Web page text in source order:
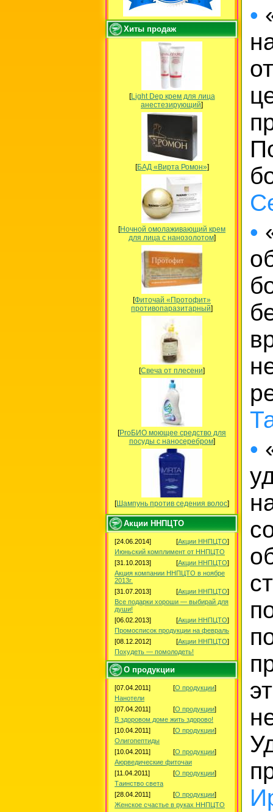
Хиты продаж
[Light Dep крем для лица
анестезирующий]
[БАД «Вирта Ромон»]
[Ночной омолаживающий крем
для лица с нанозолотом]
[Фиточай «Протофит»
противопаразитарный]
[Свеча от плесени]
[ProБИО моющее средство для
посуды c наносеребром]
[Шампунь против седения волос]
Акции ННПЦТО
[24.06.2014] [Акции ННПЦТО]
Июньский комплимент от ННПЦТО
[31.10.2013]
[Акции ННПЦТО]
Акция компании ННПЦТО в ноябре
2013г.
[31.07.2013]
[Акции ННПЦТО]
Все подарки хороши — выбирай для
души!
[06.02.2013]
[Акции ННПЦТО]
Промосписок продукции на февраль
[08.12.2012]
[Акции ННПЦТО]
Похудеть — помолодеть!
О продукции
[07.04.2011] [О продукции]
Нанотели
[07.04.2011]
[О продукции]
В здоровом доме жить здорово!
[10.04.2011]
[О продукции]
Олигопептиды
[10.04.2011]
[О продукции]
Аюрведические фиточаи
[11.04.2011]
[О продукции]
Таинство света
[28.04.2011]
[О продукции]
Женское счастье в руках ННПЦТО
•
•
•